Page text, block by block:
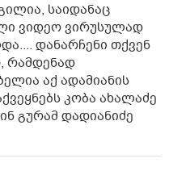
საიდანაც
ვიდეო ვირუსულად
დანარჩენი თქვენ
რამდენად
აქ ადამიანის
კობა ახალაძე
გურამ დადიანიძე